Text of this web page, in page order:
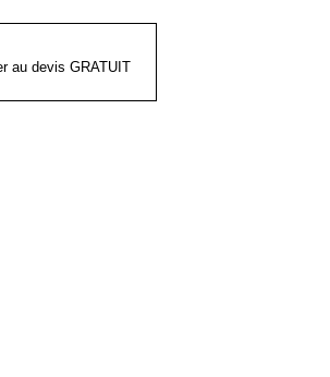
au devis GRATUIT